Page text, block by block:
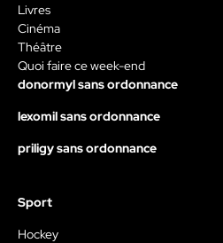
Livres
Cinéma
Théâtre
Quoi faire ce week-end
donormyl sans ordonnance
lexomil sans ordonnance
priligy sans ordonnance
Sport
Hockey